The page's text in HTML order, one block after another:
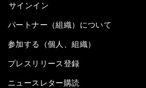
サインイン
パートナー（組織）について
参加する（個人、組織）
プレスリリース登録
ニュースレター購読